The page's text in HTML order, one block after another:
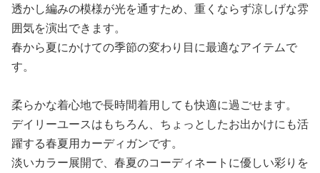
透かし編みの模様が光を通すため、重くならず涼しげな雰
囲気を演出できます。
春から夏にかけての季節の変わり目に最適なアイテムで
す。
柔らかな着心地で長時間着用しても快適に過ごせます。
デイリーユースはもちろん、ちょっとしたお出かけにも活
躍する春夏用カーディガンです。
淡いカラー展開で、春夏のコーディネートに優しい彩りを